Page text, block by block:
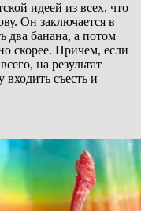
идеей из всех, что
Он заключается в
два банана, а потом
скорее. Причем, если
на результат
входить съесть и